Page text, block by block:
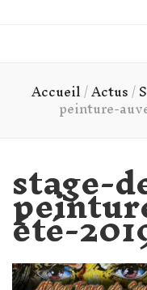
Accueil/Actus/
peinture-
stage-
été-